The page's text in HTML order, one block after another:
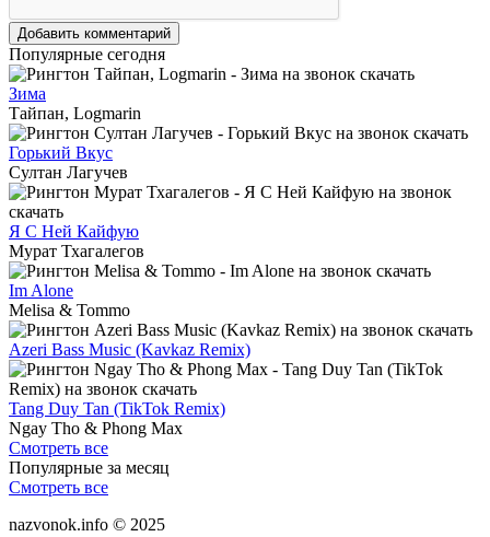
Добавить комментарий
Популярные сегодня
Зима
Тайпан, Logmarin
Горький Вкус
Султан Лагучев
Я С Ней Кайфую
Мурат Тхагалегов
Im Alone
Melisa & Tommo
Azeri Bass Music (Kavkaz Remix)
Tang Duy Tan (TikTok Remix)
Ngay Tho & Phong Max
Смотреть все
Популярные за месяц
Смотреть все
nazvonok.info © 2025